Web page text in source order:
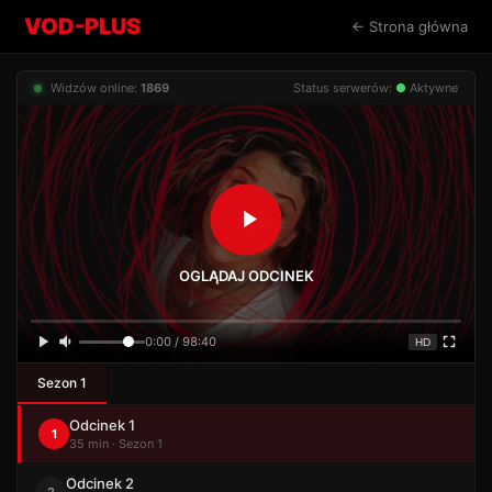
VOD-PLUS ← Strona główna
Widzów online: 1869 Status serwerów: ● Aktywne
OGLĄDAJ ODCINEK
0:00 / 98:40 HD
Sezon 1
1 Odcinek 1
35 min · Sezon 1
Odcinek 2